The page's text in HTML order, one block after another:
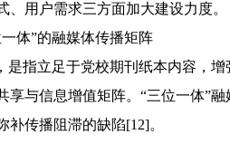
、用户需求三方面加大建设力度。
一体”的融媒体传播矩阵
是指立足于党校期刊纸本内容，
享与信息增值矩阵。“三位一体”
补传播阻滞的缺陷[12]。